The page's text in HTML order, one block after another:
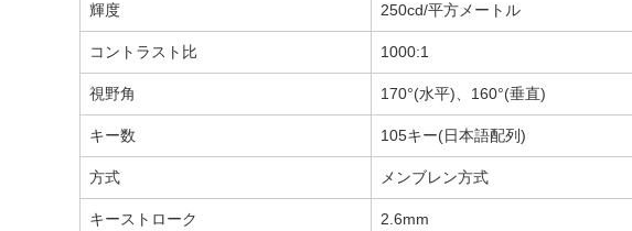
輝度 250cd/平方メートル
コントラスト比 1000:1
視野角 170°(水平)、160°(垂直)
キー数 105キー(日本語配列)
方式 メンブレン方式
キーストローク 2.6mm